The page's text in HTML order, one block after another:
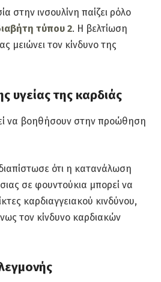
στην ινσουλίνη παίζει ρόλο
τύπου 2. Η βελτίωση
μειώνει τον κίνδυνο της
υγείας της καρδιάς
να βοηθήσουν στην προώθηση
ότι η κατανάλωση
σε φουντούκια μπορεί να
καρδιαγγειακού κινδύνου,
τον κίνδυνο καρδιακών